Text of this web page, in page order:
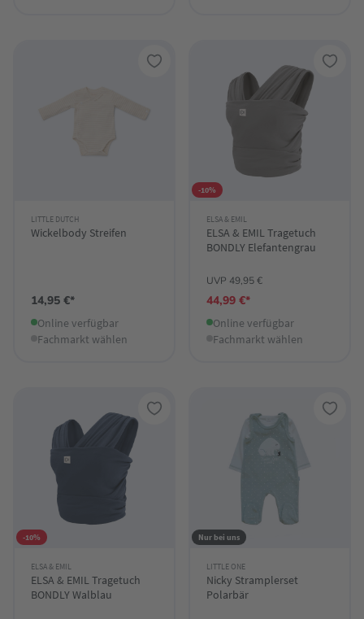
LITTLE DUTCH
Wickelbody Streifen
14,95 €*
Online verfügbar
Fachmarkt wählen
-10%
ELSA & EMIL
ELSA & EMIL Tragetuch
BONDLY Elefantengrau
UVP 49,95 €
44,99 €*
Online verfügbar
Fachmarkt wählen
-10%
ELSA & EMIL
ELSA & EMIL Tragetuch
BONDLY Walblau
Nur bei uns
LITTLE ONE
Nicky Stramplerset
Polarbär